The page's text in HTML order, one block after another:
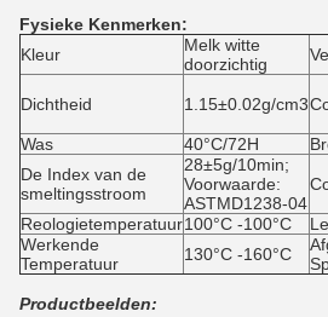
Fysieke Kenmerken:
Kleur
Melk witte
doorzichtig
Dichtheid 1.15±0.02g/cm3
Was
40°C/72H
De Index van de
smeltingsstroom
28±5g/10min;
Voorwaarde:
ASTMD1238-04
Reologietemperatuur100°C -100°C
Werkende
Temperatuur
130°C -160°C
Productbeelden: